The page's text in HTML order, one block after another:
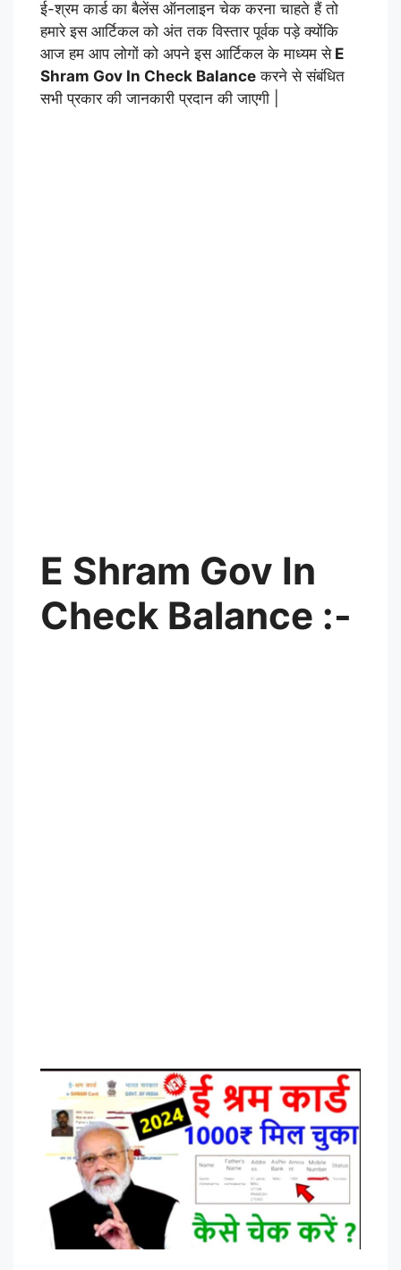
ई-श्रम कार्ड का बैलेंस ऑनलाइन चेक करना चाहते हैं तो
हमारे इस आर्टिकल को अंत तक विस्तार पूर्वक पड़े क्योंकि
आज हम आप लोगों को अपने इस आर्टिकल के माध्यम सेE
Shram Gov In Check Balance करने से संबंधित
सभी प्रकार की जानकारी प्रदान की जाएगी |
E Shram Gov In
Check Balance :-